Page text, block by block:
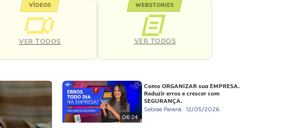
VÍDEOS
VER TODOS
WEBSTORIES
VER TODOS
06:24
Como ORGANIZAR sua EMPRESA.
Reduzir erros e crescer com
SEGURANÇA.
Sebrae Paraná 12/05/2026